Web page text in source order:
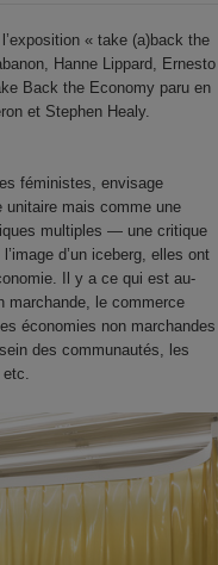
« take (a)back the
Hanne Lippard, Ernesto
Back the Economy paru en
et Stephen Healy.
féministes, envisage
unitaire mais comme une
multiples — une critique
d’un iceberg, elles ont
Il y a ce qui est au-
marchande, le commerce
économies non marchandes
des communautés, les
etc.